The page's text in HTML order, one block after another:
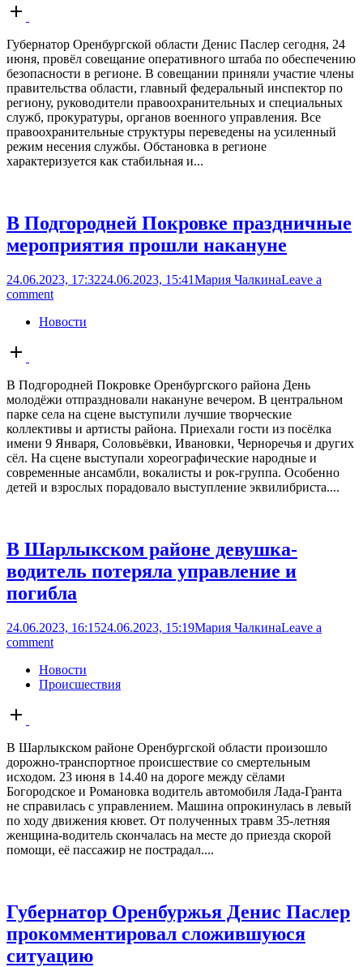
Open
post
Губернатор Оренбургской области Денис Паслер сегодня, 24
июня, провёл совещание оперативного штаба по обеспечению
безопасности в регионе. В совещании приняли участие члены
правительства области, главный федеральный инспектор по
региону, руководители правоохранительных и специальных
служб, прокуратуры, органов военного управления. Все
правоохранительные структуры переведены на усиленный
режим несения службы. Обстановка в регионе
характеризуется как стабильная и...
В Подгородней Покровке праздничные
мероприятия прошли накануне
24.06.2023, 17:3224.06.2023, 15:41Мария ЧалкинаLeave a
comment
Новости
Open
post
В Подгородней Покровке Оренбургского района День
молодёжи отпраздновали накануне вечером. В центральном
парке села на сцене выступили лучшие творческие
коллективы и артисты района. Приехали гости из посёлка
имени 9 Января, Соловьёвки, Ивановки, Черноречья и других
сёл. На сцене выступали хореографические народные и
современные ансамбли, вокалисты и рок-группа. Особенно
детей и взрослых порадовало выступление эквилибриста....
В Шарлыкском районе девушка-
водитель потеряла управление и
погибла
24.06.2023, 16:1524.06.2023, 15:19Мария ЧалкинаLeave a
comment
Новости
Происшествия
Open
post
В Шарлыкском районе Оренбургской области произошло
дорожно-транспортное происшествие со смертельным
исходом. 23 июня в 14.40 на дороге между сёлами
Богородское и Романовка водитель автомобиля Лада-Гранта
не справилась с управлением. Машина опрокинулась в левый
по ходу движения кювет. От полученных травм 35-летняя
женщина-водитель скончалась на месте до приезда скорой
помощи, её пассажир не пострадал....
Губернатор Оренбуржья Денис Паслер
прокомментировал сложившуюся
ситуацию